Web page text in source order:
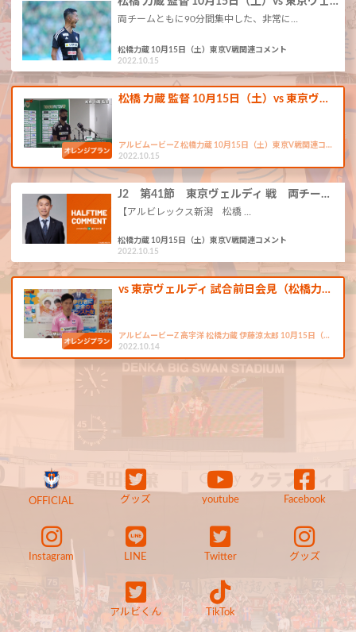
両チームともに90分間集中した、非常に…
松橋力蔵 10月15日（土）東京V戦関連コメント
2022.10.15
松橋 力蔵 監督 10月15日（土）vs 東京ヴ…
アルビムービーZ 松橋力蔵 10月15日（土）東京V戦関連コ…
2022.10.15
J2 第41節 東京ヴェルディ 戦 両チー…
【アルビレックス新潟 松橋 …
松橋力蔵 10月15日（土）東京V戦関連コメント
2022.10.15
vs 東京ヴェルディ 試合前日会見（松橋力…
アルビムービーZ 高宇洋 松橋力蔵 伊藤涼太郎 10月15日（…
2022.10.14
OFFICIAL グッズ youtube Facebook
Instagram LINE Twitter グッズ
アルビくん TikTok